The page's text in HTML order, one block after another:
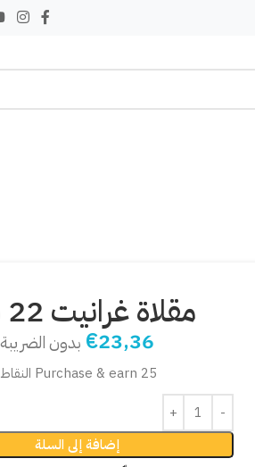
مقلاة غرانيت 22 سم
€23,36 بدون الضريبة
Purchase & earn 25 النقاط!
إضافة إلى السلة